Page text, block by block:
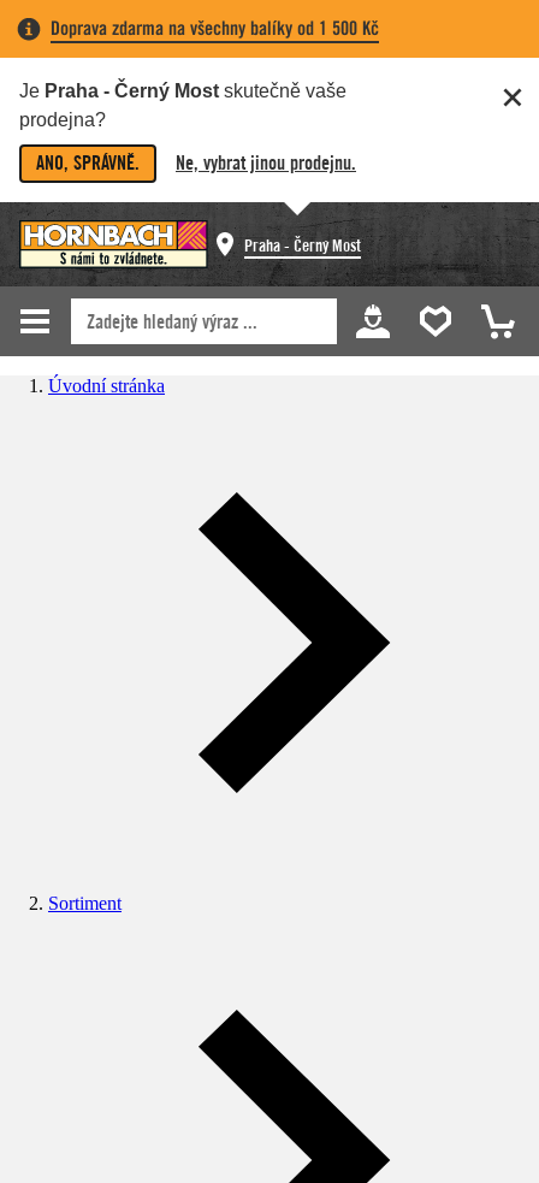
Doprava zdarma na všechny balíky od 1 500 Kč
Je Praha - Černý Most skutečně vaše
prodejna?
ANO, SPRÁVNĚ. Ne, vybrat jinou prodejnu.
Praha - Černý Most
Úvodní stránka
Sortiment